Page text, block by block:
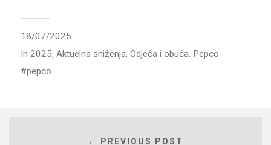
18/07/2025
In 2025, Aktuelna sniženja, Odjeća i obuća, Pepco
pepco
← PREVIOUS POST